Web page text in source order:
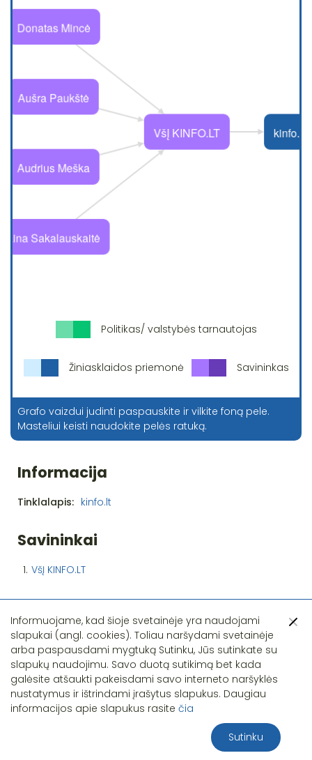
Politikas/ valstybės tarnautojas
Žiniasklaidos priemonė Savininkas
Grafo vaizdui judinti paspauskite ir vilkite foną pele.
Masteliui keisti naudokite pelės ratuką.
Informacija
Tinklalapis: kinfo.lt
Savininkai
1. VšĮ KINFO.LT
Pastebėjote klaidą?
Informuojame, kad šioje svetainėje yra naudojami
slapukai (angl. cookies). Toliau naršydami svetainėje
arba paspausdami mygtuką Sutinku, Jūs sutinkate su
slapukų naudojimu. Savo duotą sutikimą bet kada
galėsite atšaukti pakeisdami savo interneto naršyklės
nustatymus ir ištrindami įrašytus slapukus. Daugiau
informacijos apie slapukus rasite čia
Sutinku